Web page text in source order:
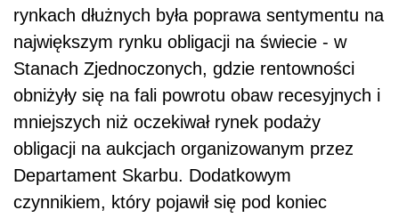
rynkach dłużnych była poprawa sentymentu na
największym rynku obligacji na świecie - w
Stanach Zjednoczonych, gdzie rentowności
obniżyły się na fali powrotu obaw recesyjnych i
mniejszych niż oczekiwał rynek podaży
obligacji na aukcjach organizowanym przez
Departament Skarbu. Dodatkowym
czynnikiem, który pojawił się pod koniec